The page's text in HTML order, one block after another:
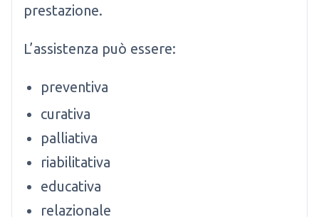
prestazione.
L’assistenza può essere:
preventiva
curativa
palliativa
riabilitativa
educativa
relazionale